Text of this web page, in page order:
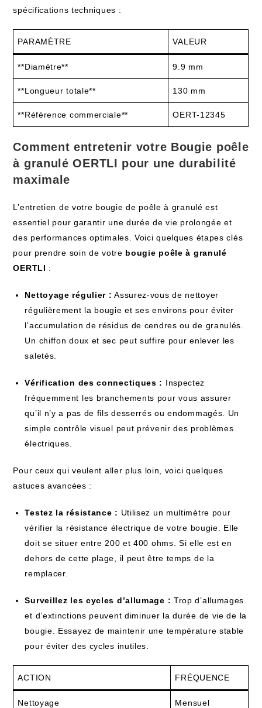
spécifications techniques :
PARAMÈTRE VALEUR
**Diamètre** 9.9 mm
**Longueur totale** 130 mm
**Référence commerciale** OERT-12345
Comment entretenir votre Bougie poêle
à granulé OERTLI pour une durabilité
maximale
L’entretien de votre bougie de poêle à granulé est
essentiel pour garantir une durée de vie prolongée et
des performances optimales. Voici quelques étapes clés
pour prendre soin de votre bougie poêle à granulé
OERTLI :
Nettoyage régulier : Assurez-vous de nettoyer
régulièrement la bougie et ses environs pour éviter
l’accumulation de résidus de cendres ou de granulés.
Un chiffon doux et sec peut suffire pour enlever les
saletés.
Vérification des connectiques : Inspectez
fréquemment les branchements pour vous assurer
qu’il n’y a pas de fils desserrés ou endommagés. Un
simple contrôle visuel peut prévenir des problèmes
électriques.
Pour ceux qui veulent aller plus loin, voici quelques
astuces avancées :
Testez la résistance : Utilisez un multimètre pour
vérifier la résistance électrique de votre bougie. Elle
doit se situer entre 200 et 400 ohms. Si elle est en
dehors de cette plage, il peut être temps de la
remplacer.
Surveillez les cycles d’allumage : Trop d’allumages
et d’extinctions peuvent diminuer la durée de vie de la
bougie. Essayez de maintenir une température stable
pour éviter des cycles inutiles.
ACTION FRÉQUENCE
Nettoyage Mensuel